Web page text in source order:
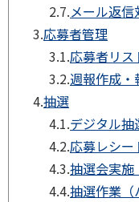
2.7.メール返信
3.応募者管理
3.1.応募者リス
3.2.週報作成・
4.抽選
4.1.デジタル抽
4.2.応募レシー
4.3.抽選会実施
4.4.抽選作業（